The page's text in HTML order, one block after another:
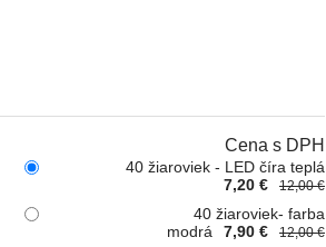
Cena s DPH
40 žiaroviek - LED číra teplá
7,20 €
12,00 €
40 žiaroviek- farba
modrá
7,90 € 12,00 €